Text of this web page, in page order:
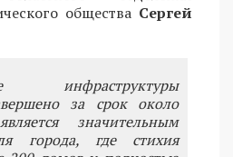
общества Сергей
инфраструктуры
за срок около
значительным
города, где стихия